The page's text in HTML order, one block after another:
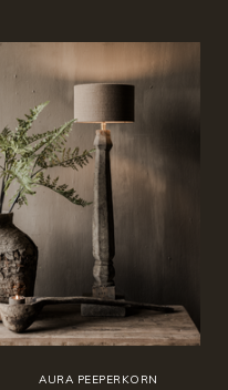
AURA PEEPERKORN